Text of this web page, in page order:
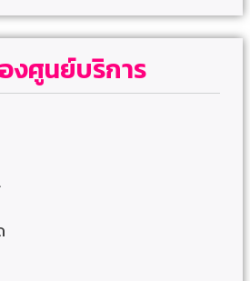
งศูนย์บริการ